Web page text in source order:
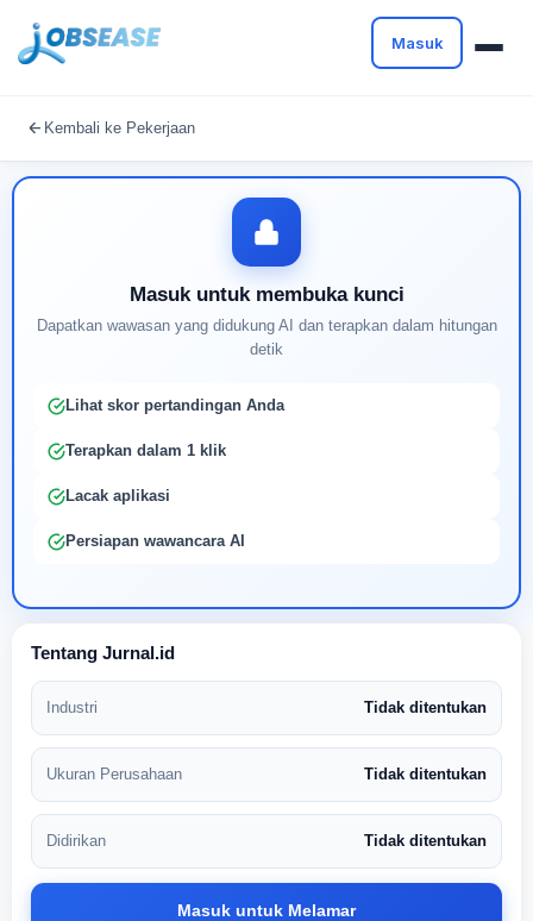
Masuk
Kembali ke Pekerjaan
Masuk untuk membuka kunci
Dapatkan wawasan yang didukung AI dan terapkan dalam hitungan
detik
Lihat skor pertandingan Anda
Terapkan dalam 1 klik
Lacak aplikasi
Persiapan wawancara AI
Tentang Jurnal.id
Industri Tidak ditentukan
Ukuran Perusahaan Tidak ditentukan
Didirikan Tidak ditentukan
Masuk untuk Melamar
Buat profil Anda untuk membuka kunci pencocokan